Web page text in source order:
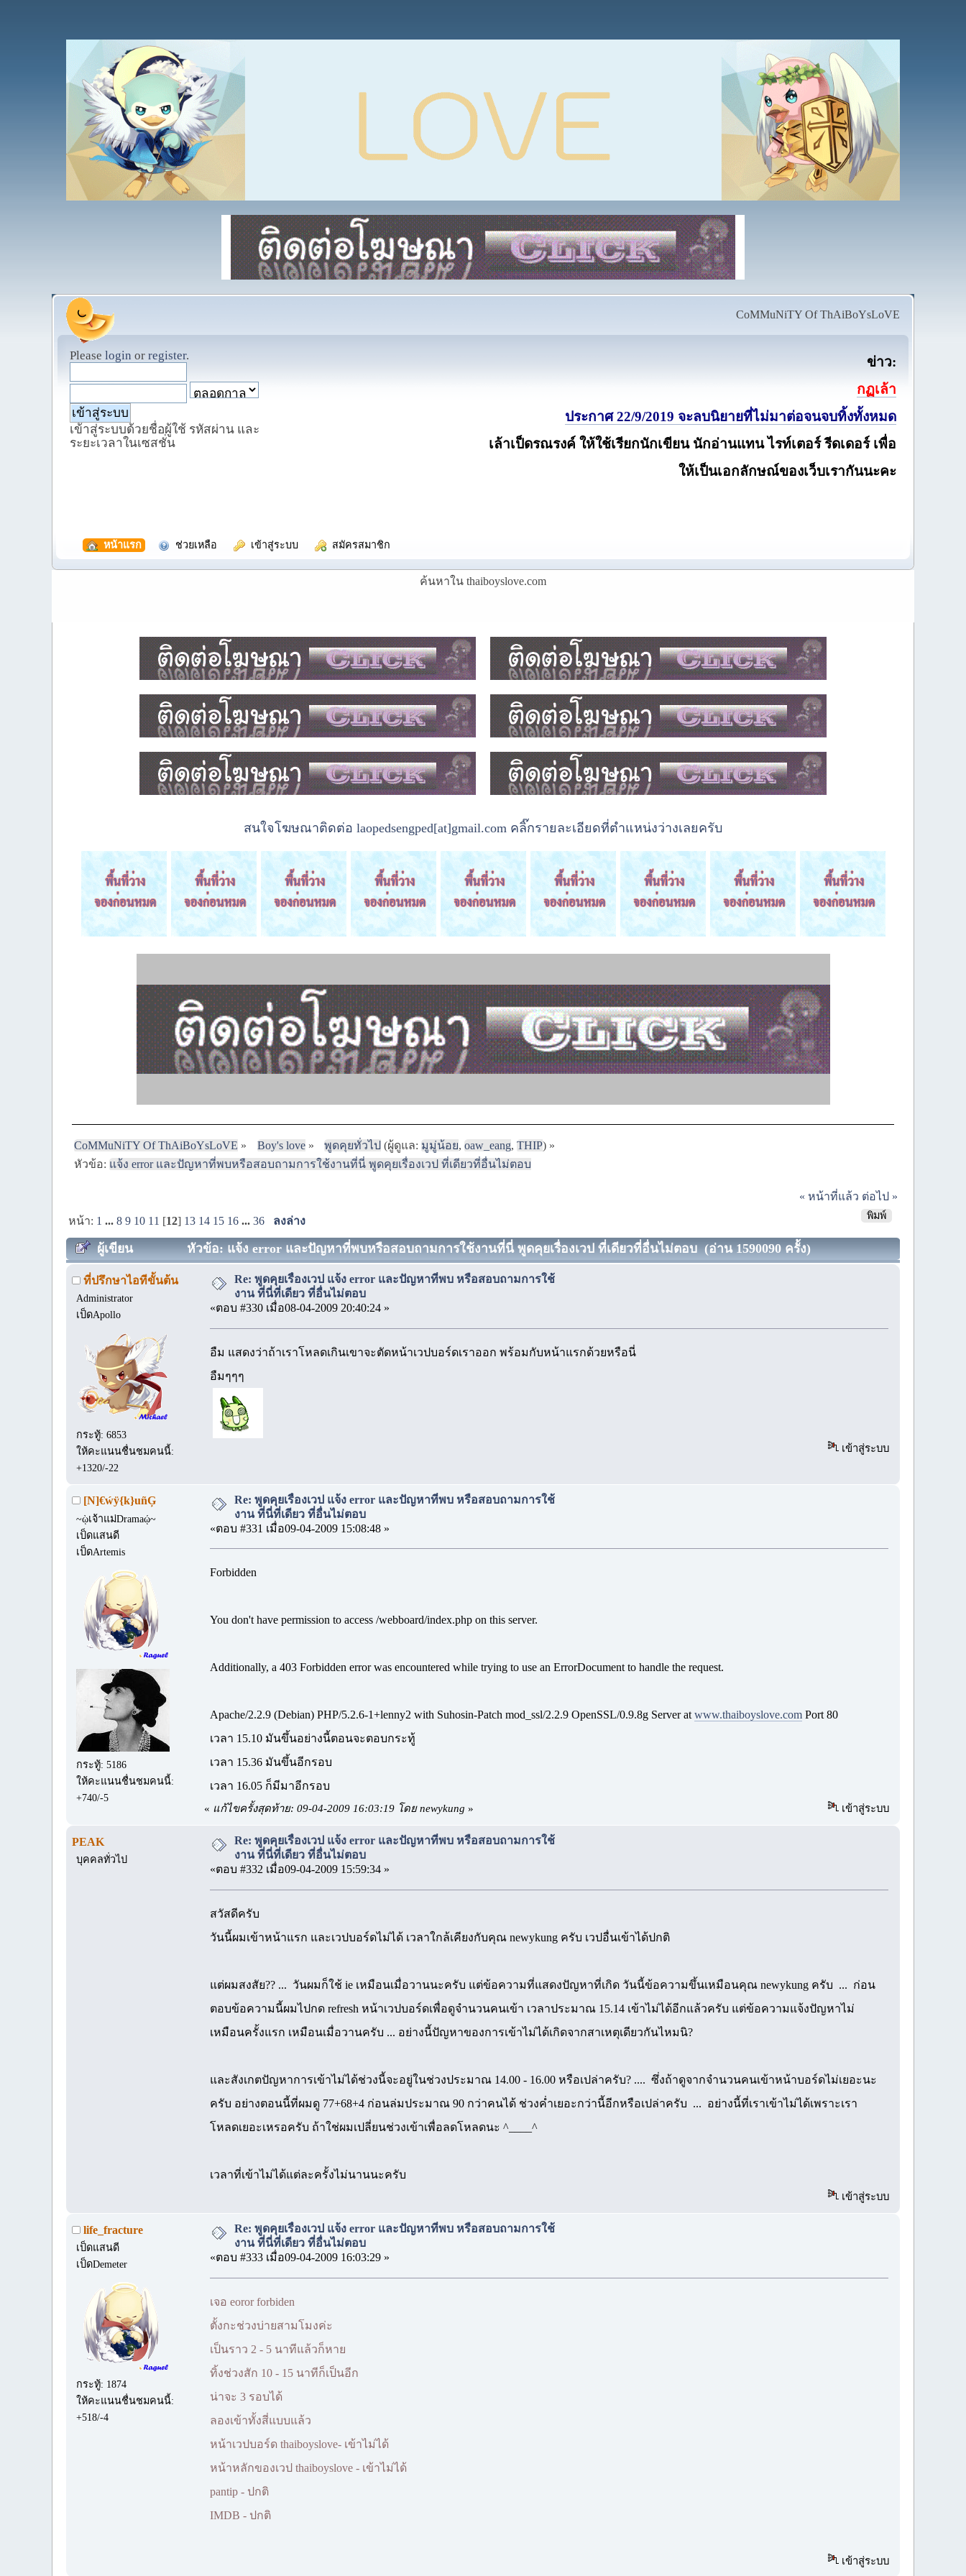
CoMMuNiTY Of ThAiBoYsLoVE
Please login or register.
เข้าสู่ระบบด้วยชื่อผู้ใช้ รหัสผ่าน และ
ระยะเวลาในเซสชั่น
ข่าว:
กฏเล้า
ประกาศ 22/9/2019 จะลบนิยายที่ไม่มาต่อจนจบทิ้งทั้งหมด
เล้าเป็ดรณรงค์ ให้ใช้เรียกนักเขียน นักอ่านแทน ไรท์เตอร์ รีดเดอร์ เพื่อ
ให้เป็นเอกลักษณ์ของเว็บเรากันนะคะ
หน้าแรก ช่วยเหลือ เข้าสู่ระบบ สมัครสมาชิก
ค้นหาใน thaiboyslove.com
สนใจโฆษณาติดต่อ laopedsengped[at]gmail.com คลิ๊กรายละเอียดที่ตำแหน่งว่างเลยครับ
CoMMuNiTY Of ThAiBoYsLoVE » Boy's love» พูดคุยทั่วไป (ผู้ดูแล: มูมู่น้อย, oaw_eang, THIP) »
หัวข้อ: แจ้ง error และปัญหาที่พบหรือสอบถามการใช้งานที่นี่ พูดคุยเรื่องเวป ที่เดียวที่อื่นไม่ตอบ
« หน้าที่แล้ว ต่อไป »
พิมพ์
หน้า: 1 ...8 9 10 11 [12] 13 14 15 16 ...36 ลงล่าง
ผู้เขียน หัวข้อ: แจ้ง error และปัญหาที่พบหรือสอบถามการใช้งานที่นี่ พูดคุยเรื่องเวป ที่เดียวที่อื่นไม่ตอบ (อ่าน 1590090 ครั้ง)
ที่ปรึกษาไอทีขั้นต้น
Administrator
เป็ดApollo
กระทู้: 6853
ให้คะแนนชื่นชมคนนี้:
+1320/-22
Re: พูดคุยเรื่องเวป แจ้ง error และปัญหาที่พบ หรือสอบถามการใช้
งาน ที่นี่ที่เดียว ที่อื่นไม่ตอบ
«ตอบ #330 เมื่อ08-04-2009 20:40:24 »
อืม แสดงว่าถ้าเราโหลดเกินเขาจะตัดหน้าเวปบอร์ดเราออก พร้อมกับหน้าแรกด้วยหรือนี่
อืมๆๆๆ
เข้าสู่ระบบ
[N]€ẃÿ{k}uñĢ
~ῲเจ้าแม่Dramaῴ~
เป็ดแสนดี
เป็ดArtemis
กระทู้: 5186
ให้คะแนนชื่นชมคนนี้:
+740/-5
Re: พูดคุยเรื่องเวป แจ้ง error และปัญหาที่พบ หรือสอบถามการใช้
งาน ที่นี่ที่เดียว ที่อื่นไม่ตอบ
«ตอบ #331 เมื่อ09-04-2009 15:08:48 »
Forbidden
You don't have permission to access /webboard/index.php on this server.
Additionally, a 403 Forbidden error was encountered while trying to use an ErrorDocument to handle the request.
Apache/2.2.9 (Debian) PHP/5.2.6-1+lenny2 with Suhosin-Patch mod_ssl/2.2.9 OpenSSL/0.9.8g Server atwww.thaiboyslove.com Port 80
เวลา 15.10 มันขึ้นอย่างนี้ตอนจะตอบกระทู้
เวลา 15.36 มันขึ้นอีกรอบ
เวลา 16.05 ก็มีมาอีกรอบ
« แก้ไขครั้งสุดท้าย: 09-04-2009 16:03:19 โดย newykung » เข้าสู่ระบบ
PEAK
บุคคลทั่วไป
Re: พูดคุยเรื่องเวป แจ้ง error และปัญหาที่พบ หรือสอบถามการใช้
งาน ที่นี่ที่เดียว ที่อื่นไม่ตอบ
«ตอบ #332 เมื่อ09-04-2009 15:59:34 »
สวัสดีครับ
วันนี้ผมเข้าหน้าแรก และเวปบอร์ดไม่ได้ เวลาใกล้เคียงกับคุณ newykung ครับ เวปอื่นเข้าได้ปกติ
แต่ผมสงสัย?? ... วันผมก็ใช้ ie เหมือนเมื่อวานนะครับ แต่ข้อความที่แสดงปัญหาที่เกิด วันนี้ข้อความขึ้นเหมือนคุณ newykung ครับ ... ก่อน
ตอบข้อความนี้ผมไปกด refresh หน้าเวปบอร์ดเพื่อดูจำนวนคนเข้า เวลาประมาณ 15.14 เข้าไม่ได้อีกแล้วครับ แต่ข้อความแจ้งปัญหาไม่
เหมือนครั้งแรก เหมือนเมื่อวานครับ ... อย่างนี้ปัญหาของการเข้าไม่ได้เกิดจากสาเหตุเดียวกันไหมนิ?
และสังเกตปัญหาการเข้าไม่ได้ช่วงนี้จะอยู่ในช่วงประมาณ 14.00 - 16.00 หรือเปล่าครับ? .... ซึ่งถ้าดูจากจำนวนคนเข้าหน้าบอร์ดไม่เยอะนะ
ครับ อย่างตอนนี้ที่ผมดู 77+68+4 ก่อนล่มประมาณ 90 กว่าคนได้ ช่วงค่ำเยอะกว่านี้อีกหรือเปล่าครับ ... อย่างนี้ที่เราเข้าไม่ได้เพราะเรา
โหลดเยอะเหรอครับ ถ้าใช่ผมเปลี่ยนช่วงเข้าเพื่อลดโหลดนะ ^____^
เวลาที่เข้าไม่ได้แต่ละครั้งไม่นานนะครับ
เข้าสู่ระบบ
life_fracture
เป็ดแสนดี
เป็ดDemeter
กระทู้: 1874
ให้คะแนนชื่นชมคนนี้:
+518/-4
Re: พูดคุยเรื่องเวป แจ้ง error และปัญหาที่พบ หรือสอบถามการใช้
งาน ที่นี่ที่เดียว ที่อื่นไม่ตอบ
«ตอบ #333 เมื่อ09-04-2009 16:03:29 »
เจอ eoror forbiden
ตั้งกะช่วงบ่ายสามโมงค่ะ
เป็นราว 2 - 5 นาทีแล้วก็หาย
ทิ้งช่วงสัก 10 - 15 นาทีก็เป็นอีก
น่าจะ 3 รอบได้
ลองเข้าทั้งสี่แบบแล้ว
หน้าเวปบอร์ด thaiboyslove- เข้าไม่ได้
หน้าหลักของเวป thaiboyslove - เข้าไม่ได้
pantip - ปกติ
IMDB - ปกติ
เข้าสู่ระบบ